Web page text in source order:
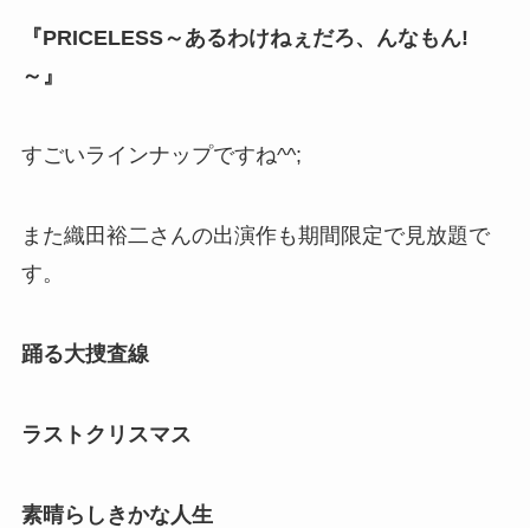
『PRICELESS～あるわけねぇだろ、んなもん!
～』
すごいラインナップですね^^;
また織田裕二さんの出演作も期間限定で見放題で
す。
踊る大捜査線
ラストクリスマス
素晴らしきかな人生